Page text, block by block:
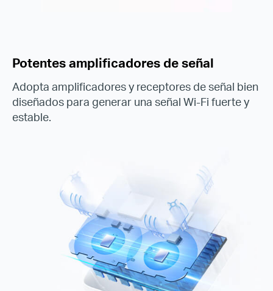
Potentes amplificadores de señal
Adopta amplificadores y receptores de señal bien
diseñados para generar una señal Wi-Fi fuerte y
estable.